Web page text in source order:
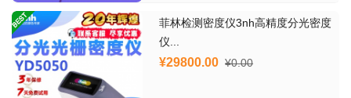
菲林检测密度仪3nh高精度分光密度
仪...
¥29800.00 ¥0.00